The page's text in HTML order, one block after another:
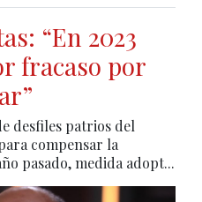
“En 2023
fracaso por
desfiles patrios del
compensar la
pasado, medida adopt...